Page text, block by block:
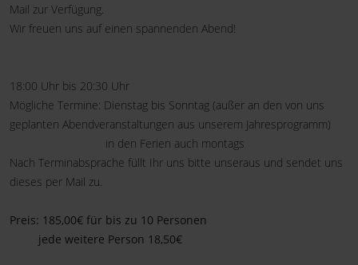
Mail zur Verfügung.
Wir freuen uns auf einen spannenden Abend!
18:00 Uhr bis 20:30 Uhr
Mögliche Termine: Dienstag bis Sonntag (außer an den von uns
geplanten Abendveranstaltungen aus unserem Jahresprogramm)
in den Ferien auch montags
Nach Terminabsprache füllt Ihr uns bitte unseraus und sendet uns
dieses per Mail zu.
Preis: 185,00€ für bis zu 10 Personen
jede weitere Person 18,50€